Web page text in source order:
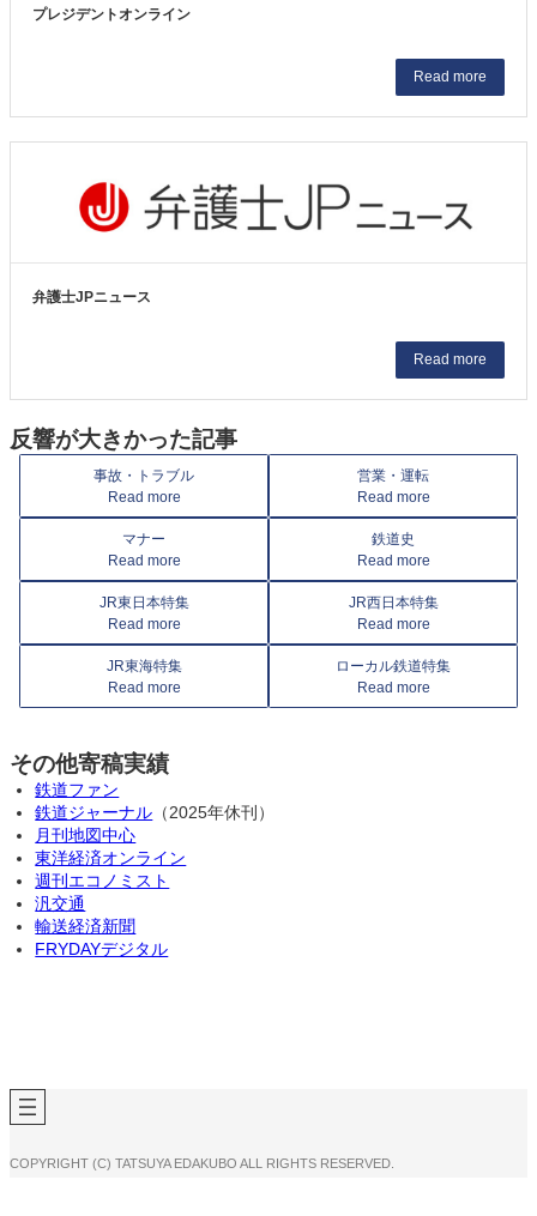
プレジデントオンライン
Read more
弁護士JPニュース
Read more
反響が大きかった記事
事故・トラブル
Read more
営業・運転
Read more
マナー
Read more
鉄道史
Read more
JR東日本特集
Read more
JR西日本特集
Read more
JR東海特集
Read more
ローカル鉄道特集
Read more
その他寄稿実績
鉄道ファン
鉄道ジャーナル （2025年休刊）
月刊地図中心
東洋経済オンライン
週刊エコノミスト
汎交通
輸送経済新聞
FRYDAYデジタル
COPYRIGHT (C) TATSUYA EDAKUBO ALL RIGHTS RESERVED.